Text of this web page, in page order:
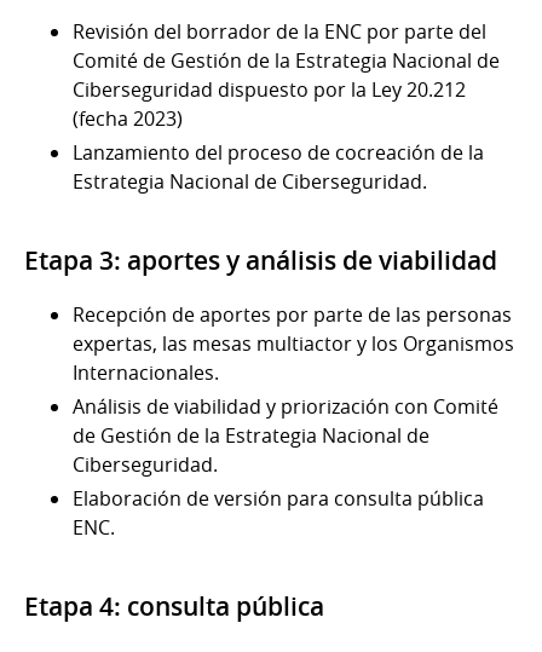
Revisión del borrador de la ENC por parte del
Comité de Gestión de la Estrategia Nacional de
Ciberseguridad dispuesto por la Ley 20.212
(fecha 2023)
Lanzamiento del proceso de cocreación de la
Estrategia Nacional de Ciberseguridad.
Etapa 3: aportes y análisis de viabilidad
Recepción de aportes por parte de las personas
expertas, las mesas multiactor y los Organismos
Internacionales.
Análisis de viabilidad y priorización con Comité
de Gestión de la Estrategia Nacional de
Ciberseguridad.
Elaboración de versión para consulta pública
ENC.
Etapa 4: consulta pública